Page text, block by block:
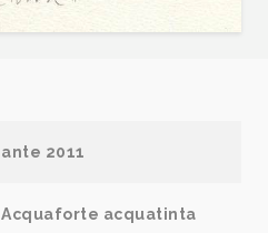
ante 2011
Acquaforte acquatinta